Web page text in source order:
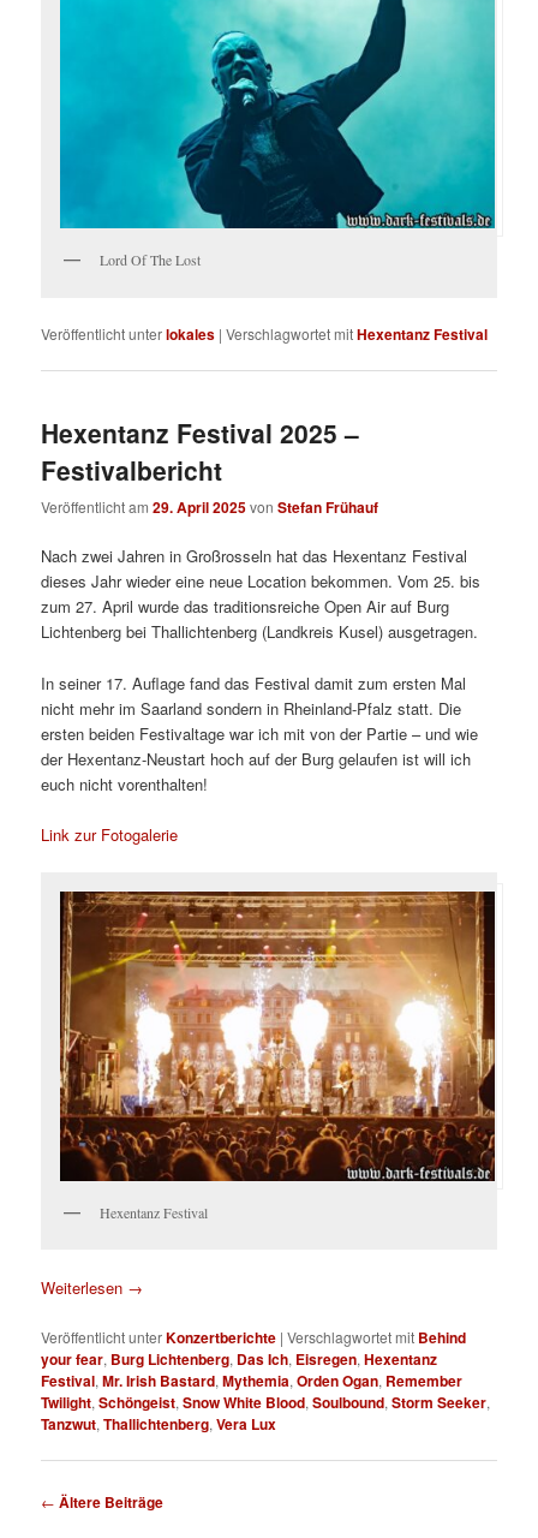
Lord Of The Lost
Veröffentlicht unterlokales |Verschlagwortet mitHexentanz Festival
Hexentanz Festival 2025 –
Festivalbericht
Veröffentlicht am29. April 2025vonStefan Frühauf
Nach zwei Jahren in Großrosseln hat das Hexentanz Festival
dieses Jahr wieder eine neue Location bekommen. Vom 25. bis
zum 27. April wurde das traditionsreiche Open Air auf Burg
Lichtenberg bei Thallichtenberg (Landkreis Kusel) ausgetragen.
In seiner 17. Auflage fand das Festival damit zum ersten Mal
nicht mehr im Saarland sondern in Rheinland-Pfalz statt. Die
ersten beiden Festivaltage war ich mit von der Partie – und wie
der Hexentanz-Neustart hoch auf der Burg gelaufen ist will ich
euch nicht vorenthalten!
Link zur Fotogalerie
Hexentanz Festival
Weiterlesen →
Veröffentlicht unterKonzertberichte |Verschlagwortet mit Behind
your fear, Burg Lichtenberg, Das Ich, Eisregen,Hexentanz
Festival,Mr. Irish Bastard,Mythemia,Orden Ogan, Remember
Twilight,Schöngeist,Snow White Blood,Soulbound,Storm Seeker,
Tanzwut,Thallichtenberg,Vera Lux
Beitragsnavigation
← Ältere Beiträge